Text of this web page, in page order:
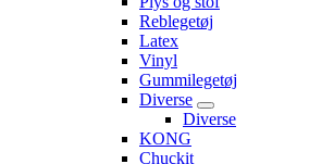
Reblegetøj
Latex
Vinyl
Gummilegetøj
Diverse
Diverse
KONG
Chuckit